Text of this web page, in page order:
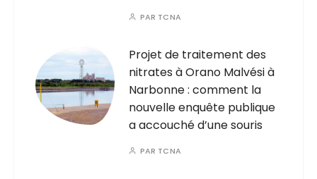
PAR TCNA
Projet de traitement des
nitrates à Orano Malvési à
Narbonne : comment la
nouvelle enquête publique
a accouché d’une souris
PAR TCNA